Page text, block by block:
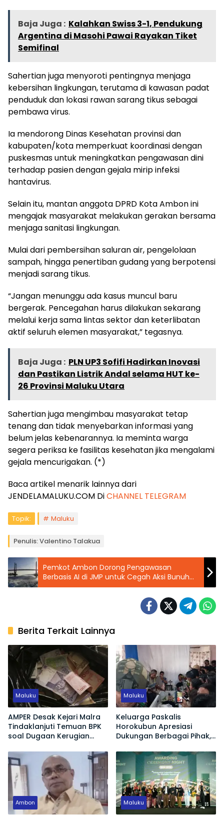
Baja Juga : Kalahkan Swiss 3-1, Pendukung
Argentina di Masohi Pawai Rayakan Tiket
Semifinal
Sahertian juga menyoroti pentingnya menjaga
kebersihan lingkungan, terutama di kawasan padat
penduduk dan lokasi rawan sarang tikus sebagai
pembawa virus.
Ia mendorong Dinas Kesehatan provinsi dan
kabupaten/kota memperkuat koordinasi dengan
puskesmas untuk meningkatkan pengawasan dini
terhadap pasien dengan gejala mirip infeksi
hantavirus.
Selain itu, mantan anggota DPRD Kota Ambon ini
mengajak masyarakat melakukan gerakan bersama
menjaga sanitasi lingkungan.
Mulai dari pembersihan saluran air, pengelolaan
sampah, hingga penertiban gudang yang berpotensi
menjadi sarang tikus.
“Jangan menunggu ada kasus muncul baru
bergerak. Pencegahan harus dilakukan sekarang
melalui kerja sama lintas sektor dan keterlibatan
aktif seluruh elemen masyarakat,” tegasnya.
Baja Juga : PLN UP3 Sofifi Hadirkan Inovasi
dan Pastikan Listrik Andal selama HUT ke-
26 Provinsi Maluku Utara
Sahertian juga mengimbau masyarakat tetap
tenang dan tidak menyebarkan informasi yang
belum jelas kebenarannya. Ia meminta warga
segera periksa ke fasilitas kesehatan jika mengalami
gejala mencurigakan. (*)
Baca artikel menarik lainnya dari
JENDELAMALUKU.COM DiCHANNEL TELEGRAM
Topik: Maluku
Penulis: Valentino Talakua
Pemkot Ambon Dorong Pengawasan
Berbasis AI di JMP untuk Cegah Aksi Bunuh
Diri
Berita Terkait Lainnya
Maluku
AMPER Desak Kejari Malra
Tindaklanjuti Temuan BPK
soal Dugaan Kerugian
Langgur
Maluku
Keluarga Paskalis
Horokubun Apresiasi
Dukungan Berbagai Pihak,
Adik Korban Tetap
Terjamin
Ambon Maluku